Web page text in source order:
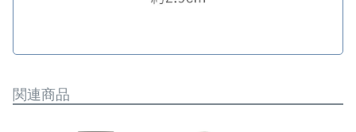
関連商品